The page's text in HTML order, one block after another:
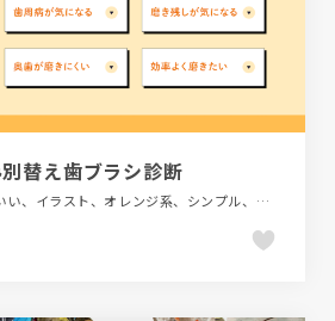
替え歯ブラシ診断
LP・特集ページ、かわいい、イラスト、オレンジ系、シンプル、ナチュラル、ブルー系、ホワイト系、医療・ヘルスケア